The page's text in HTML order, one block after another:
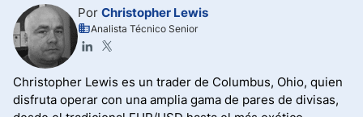
Por Christopher Lewis
Analista Técnico Senior
Christopher Lewis es un trader de Columbus, Ohio, quien
disfruta operar con una amplia gama de pares de divisas,